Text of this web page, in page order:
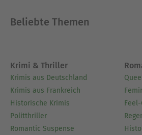
Beliebte Themen
Krimi & Thriller
Krimis aus Deutschland
Krimis aus Frankreich
Historische Krimis
Politthriller
Romantic Suspense